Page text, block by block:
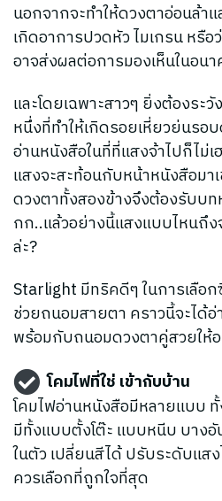
นอกจากจะทำให้ดวงตาอ่อนล้า
เกิดอาการปวดหัว ไมเกรน หรื
อาจส่งผลต่อการมองเห็นในอน
และโดยเฉพาะสาวๆ ยิ่งต้องระวั
หนึ่งที่ทำให้เกิดรอยเหี่ยวย่นรอ
อ่านหนังสือในที่ที่แสงจ้าไปก็ไม่เ
แสงจะสะท้อนกับหน้าหนังสือมา
ดวงตาทั้งสองข้างจึงต้องรับบ
กก..แล้วอย่างนี้แสงแบบไหนถึง
ล่ะ?
Starlight มีทริคดีๆ ในการเลือ
ช่วยถนอมสายตา คราวนี้จะได้
พร้อมกับถนอมดวงตาคู่สวยให้
โคมไฟที่ใช่ เข้ากับบ้าน
โคมไฟอ่านหนังสือมีหลายแบบ
มีทั้งแบบตั้งโต๊ะ แบบหนีบ บาง
ในตัว เปลี่ยนสีได้ ปรับระดับแส
ควรเลือกที่ถูกใจที่สุด